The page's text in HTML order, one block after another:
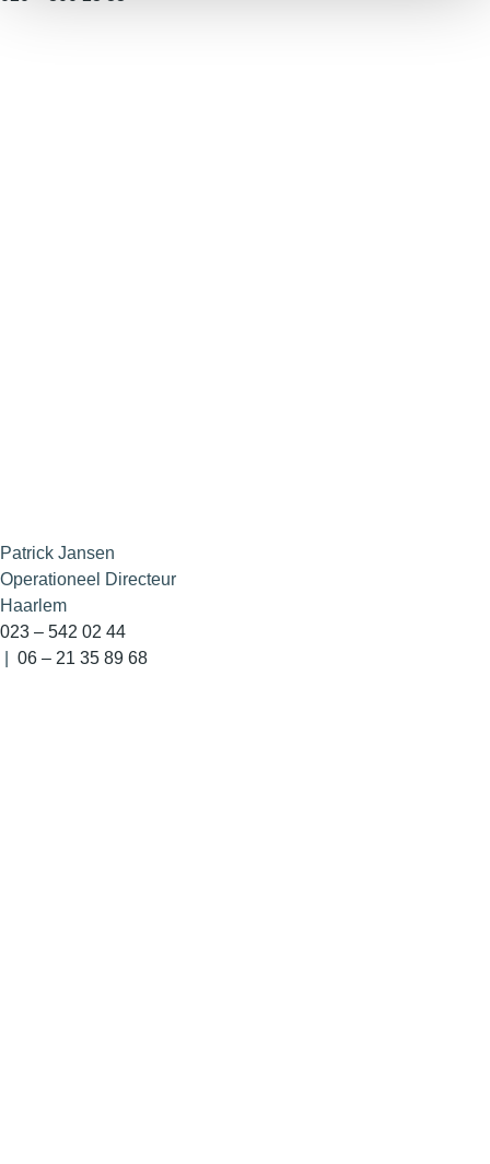
Patrick Jansen
Operationeel Directeur
Haarlem
023 – 542 02 44
06 – 21 35 89 68